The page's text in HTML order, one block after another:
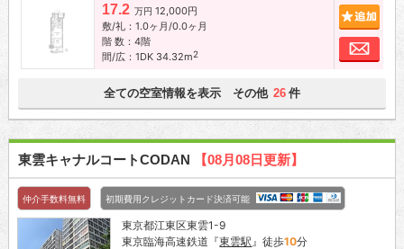
17.2 万円 12,000円
敷/礼：1.0ヶ月/0.0ヶ月
階 数：4階
間/広：1DK 34.32m2
お
全ての空室情報を表示 その他 26 件
東雲キャナルコートCODAN 【08月08日更新】
仲介手数料無料 初期費用クレジットカード決済可能
東京都江東区東雲1-9
東京臨海高速鉄道『東雲駅 』徒歩10分